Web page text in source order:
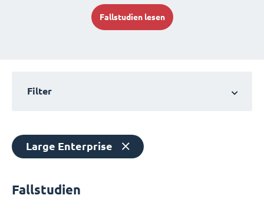
Fallstudien lesen
Filter
Large Enterprise
Fallstudien